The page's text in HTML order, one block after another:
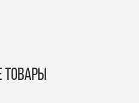
товары